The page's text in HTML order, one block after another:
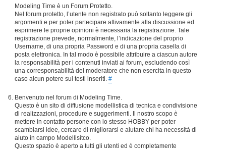
Modeling Time è un Forum Protetto.
Nel forum protetto, l’utente non registrato può soltanto leggere gli
argomenti e per poter partecipare attivamente alla discussione ed
esprimere le proprie opinioni è necessaria la registrazione. Tale
registrazione prevede, normalmente, l’indicazione del proprio
Username, di una propria Password e di una propria casella di
posta elettronica. In tal modo è possibile attribuire a ciascun autore
la responsabilità per i contenuti inviati ai forum, escludendo così
una corresponsabilità del moderatore che non esercita in questo
caso alcun potere sui testi inseriti. #
Benvenuto nel forum di Modeling Time.
Questo è un sito di diffusione modellistica di tecnica e condivisione
di realizzazioni, procedure e suggerimenti. Il nostro scopo è
mettere in contatto persone con lo stesso HOBBY per poter
scambiarsi idee, cercare di migliorarsi e aiutare chi ha necessità di
aiuto in campo Modellisitco.
Questo spazio è aperto a tutti gli utenti ed è completamente